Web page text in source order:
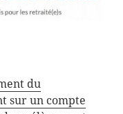
du
sur un compte